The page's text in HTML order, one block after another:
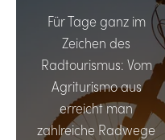
Für Tage ganz im
Zeichen des
Radtourismus: Vom
Agriturismo aus
erreicht man
zahlreiche Radwege